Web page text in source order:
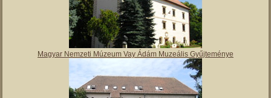
Magyar Nemzeti Múzeum Vay Ádám Muzeális Gyűjteménye